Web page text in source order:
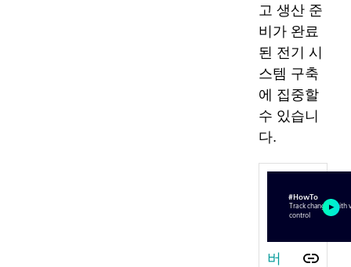
고 생산 준
비가 완료
된 전기 시
스템 구축
에 집중할
수 있습니
다.
버